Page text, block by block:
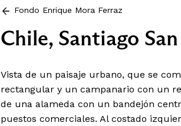
Fondo Enrique Mora Ferraz
Chile, Santiago
Vista de un paisaje urbano, que se
rectangular y un campanario con un
de una alameda con un bandejón
puestos comerciales. Al costado